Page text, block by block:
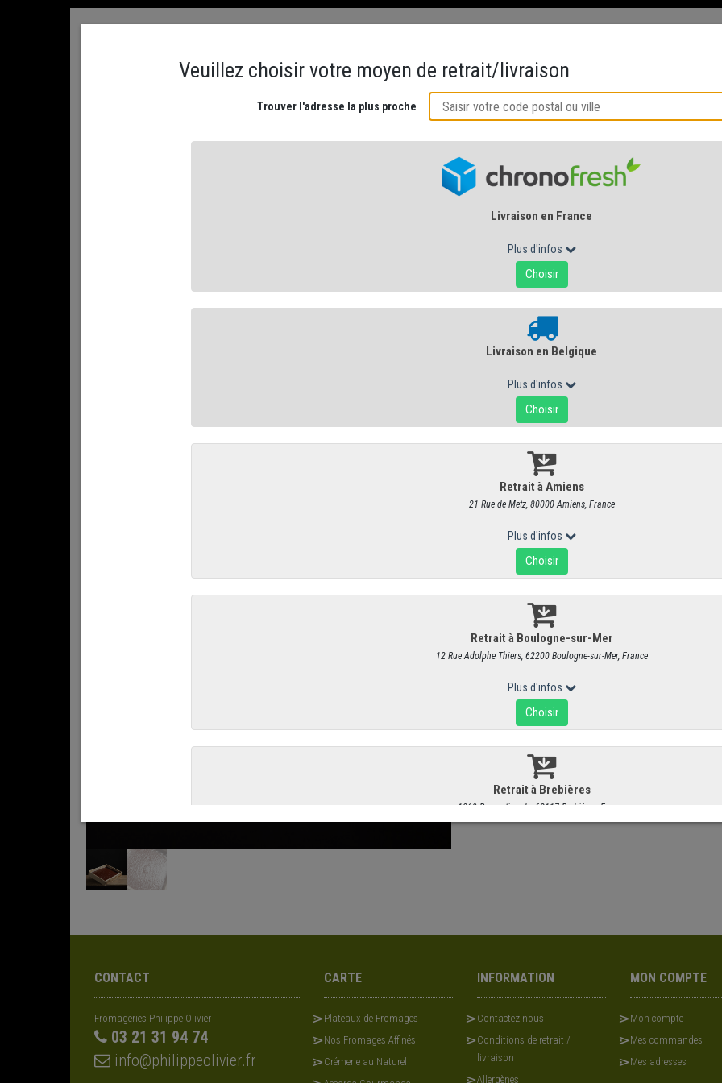
PLATEAUX DE FROMAGES NOS FROMAGES AFFINÉS CRÉMERIE AU NATUREL ACCORDS GOURMANDS CUISINE DE
Pâte de coing
31,85 €/ kg
30,19 € HT
AJOUTER AU PANIER
INFOS SUPP.
Espagne
CONTACT
Fromageries Philippe Olivier
03 21 31 94 74
info@philippeolivier.fr
CARTE
Plateaux de Fromages
Nos Fromages Affinés
Crémerie au Naturel
INFORMATION
Contactez nous
Conditions de retrait /
livraison
Allergènes
MON COMPTE
Mon compte
Mes commandes
Mes adresses